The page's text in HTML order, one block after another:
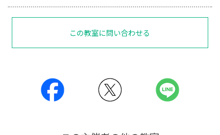
この教室に問い合わせる